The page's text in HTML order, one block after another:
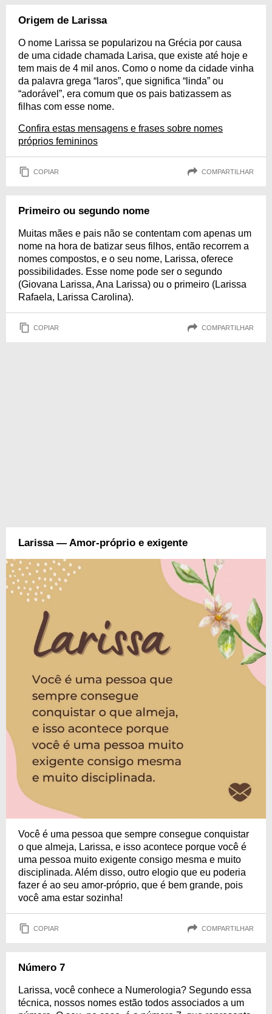
Origem de Larissa
O nome Larissa se popularizou na Grécia por causa
de uma cidade chamada Larisa, que existe até hoje e
tem mais de 4 mil anos. Como o nome da cidade vinha
da palavra grega “laros”, que significa “linda” ou
“adorável”, era comum que os pais batizassem as
filhas com esse nome.
Confira estas mensagens e frases sobre nomes
próprios femininos
COPIAR COMPARTILHAR
Primeiro ou segundo nome
Muitas mães e pais não se contentam com apenas um
nome na hora de batizar seus filhos, então recorrem a
nomes compostos, e o seu nome, Larissa, oferece
possibilidades. Esse nome pode ser o segundo
(Giovana Larissa, Ana Larissa) ou o primeiro (Larissa
Rafaela, Larissa Carolina).
COPIAR COMPARTILHAR
Larissa — Amor-próprio e exigente
Você é uma pessoa que sempre consegue conquistar
o que almeja, Larissa, e isso acontece porque você é
uma pessoa muito exigente consigo mesma e muito
disciplinada. Além disso, outro elogio que eu poderia
fazer é ao seu amor-próprio, que é bem grande, pois
você ama estar sozinha!
COPIAR COMPARTILHAR
Número 7
Larissa, você conhece a Numerologia? Segundo essa
técnica, nossos nomes estão todos associados a um